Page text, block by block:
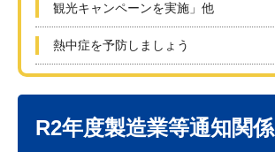
観光キャンペーンを実施」他
熱中症を予防しましょう
R2年度製造業等通知関係